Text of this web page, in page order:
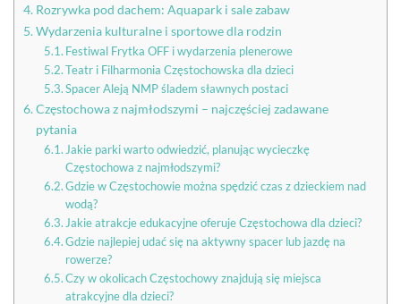
Rozrywka pod dachem: Aquapark i sale zabaw
Wydarzenia kulturalne i sportowe dla rodzin
Festiwal Frytka OFF i wydarzenia plenerowe
Teatr i Filharmonia Częstochowska dla dzieci
Spacer Aleją NMP śladem sławnych postaci
Częstochowa z najmłodszymi – najczęściej zadawane
pytania
Jakie parki warto odwiedzić, planując wycieczkę
Częstochowa z najmłodszymi?
Gdzie w Częstochowie można spędzić czas z dzieckiem nad
wodą?
Jakie atrakcje edukacyjne oferuje Częstochowa dla dzieci?
Gdzie najlepiej udać się na aktywny spacer lub jazdę na
rowerze?
Czy w okolicach Częstochowy znajdują się miejsca
atrakcyjne dla dzieci?